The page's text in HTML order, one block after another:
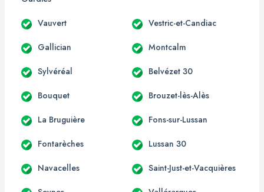
Vauvert Vestric-et-Candiac
Gallician Montcalm
Sylvéréal Belvézet 30
Bouquet Brouzet-lès-Alès
La Bruguière Fons-sur-Lussan
Fontarèches Lussan 30
Navacelles Saint-Just-et-Vacquières